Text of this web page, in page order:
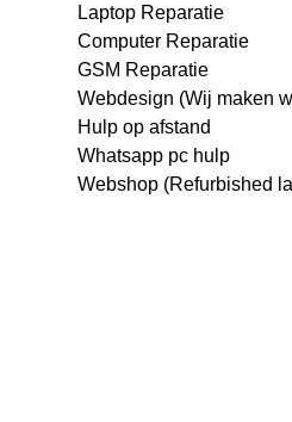
Laptop Reparatie
Computer Reparatie
GSM Reparatie
Webdesign (Wij maken
Hulp op afstand
Whatsapp pc hulp
Webshop (Refurbished